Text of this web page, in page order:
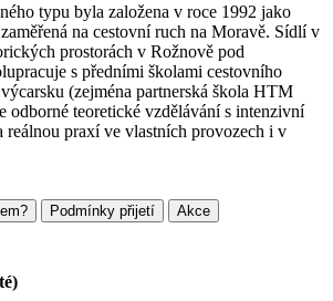
typu byla založena v roce 1992 jako
na cestovní ruch na Moravě. Sídlí v
prostorách v Rožnově pod
s předními školami cestovního
(zejména partnerská škola HTM
odborné teoretické vzdělávání s intenzivní
praxí ve vlastních provozech i v
Podmínky přijetí
Akce